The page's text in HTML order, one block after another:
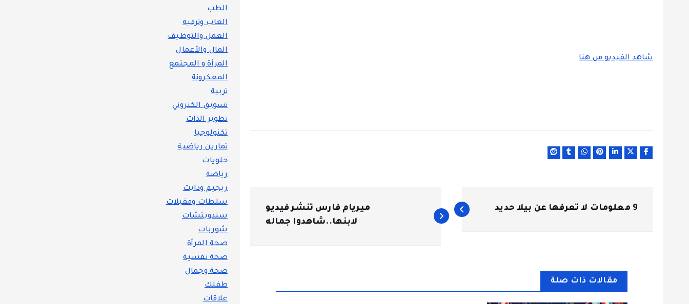
شاهد الفيديو من هنا
9 معلومات لا تعرفها عن بيلا حديد
ميريام فارس تنشر فيديو
لابنها..شاهدوا جماله
مقالات ذات صلة
الطب
العاب وترفيه
العمل والتوظيف
المال والأعمال
المرأة و المجتمع
المعكرونة
تربية
تسويق الكتروني
تطوير الذات
تكنولوجيا
تمارين رياضية
حلويات
رياضة
ريجيم ودايت
سلطات ومقبلات
سندويتشات
شوربات
صحة المرأة
صحة نفسية
صحة وجمال
طفلك
علاقات